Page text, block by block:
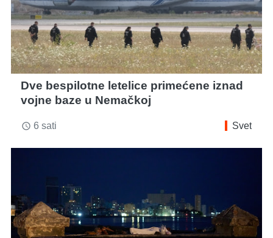
Dve bespilotne letelice primećene iznad
vojne baze u Nemačkoj
access_time 6 sati Svet